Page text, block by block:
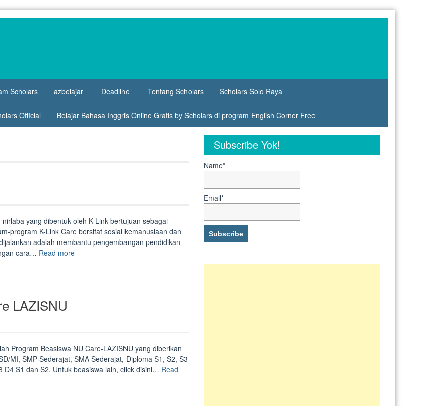
Scholars azbelajar Deadline Tentang Scholars Scholars Solo Raya
Official Belajar Bahasa Inggris Online Gratis by Scholars di program English Corner Free
yang dibentuk oleh K-Link bertujuan sebagai
program K-Link Care bersifat sosial kemanusiaan dan
adalah membantu pengembangan pendidikan
cara… Read more“Beasiswa
LAZISNU
Program Beasiswa NU Care-LAZISNU yang diberikan
MI, SMP Sederajat, SMA Sederajat, Diploma S1, S2, S3
S1 dan S2. Untuk beasiswa lain, click disini… Read
Subscribe Yok!
Name*
Email*